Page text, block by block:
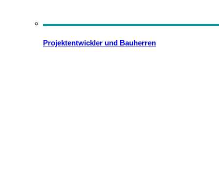
Projektentwickler und Bauherren